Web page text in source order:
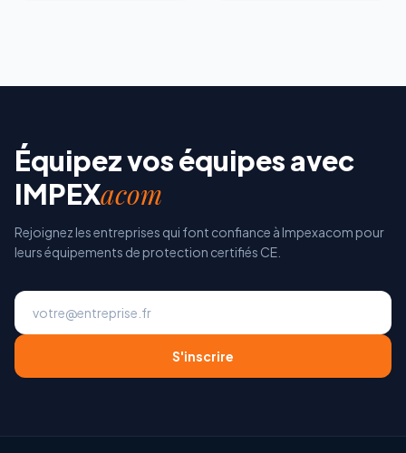
Équipez vos équipes avec
IMPEXacom
Rejoignez les entreprises qui font confiance à Impexacom pour
leurs équipements de protection certifiés CE.
S'inscrire